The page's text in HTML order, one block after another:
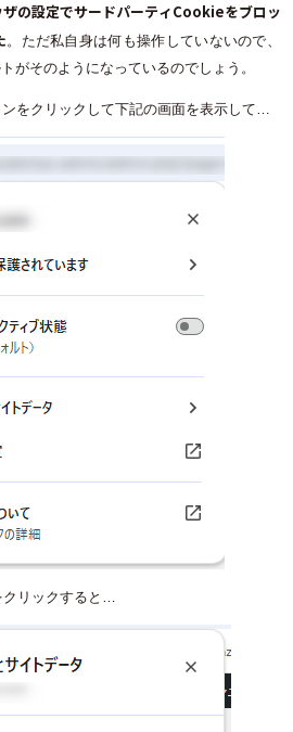
ザの設定でサードパーティCookieをブロッ
。ただ私自身は何も操作していないので、
がそのようになっているのでしょう。
をクリックして下記の画面を表示して…
クリックすると…